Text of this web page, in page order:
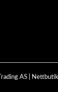
AS |